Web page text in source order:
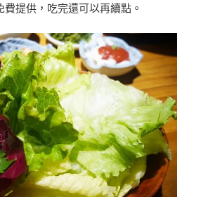
提供，吃完還可以再續點。